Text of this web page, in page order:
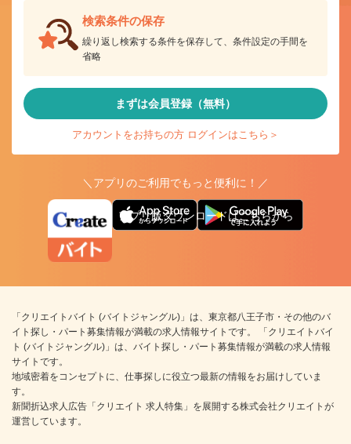
検索条件の保存
繰り返し検索する条件を保存して、条件設定の手間を
省略
まずは会員登録（無料）
アカウントをお持ちの方 ログインはこちら＞
＼アプリのご利用でもっと便利に！／
アプリ版ダウンロードはこちらから
「クリエイトバイト (バイトジャングル)」は、東京都八王子市・その他のバ
イト探し・パート募集情報が満載の求人情報サイトです。 「クリエイトバイ
ト (バイトジャングル)」は、バイト探し・パート募集情報が満載の求人情報
サイトです。
地域密着をコンセプトに、仕事探しに役立つ最新の情報をお届けしていま
す。
新聞折込求人広告「クリエイト 求人特集」を展開する株式会社クリエイトが
運営しています。